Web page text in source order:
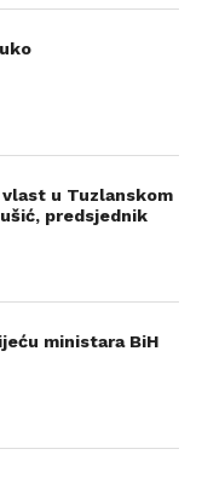
u Tuzlanskom
predsjednik
ministara BiH